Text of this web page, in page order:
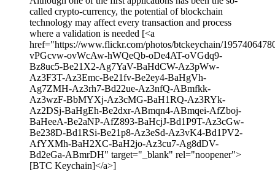
called crypto-currency, the potential of blockchain
technology may affect every transaction and process
where a validation is needed [<a
href="https://www.flickr.com/photos/btckeychain/
vPGcvw-ovWcAw-hWQeQb-oDe4AT-oVGdq9-
Bz8uc5-Be21X2-Ag7YaV-BaHdCW-Az3pWw-
Az3F3T-Az3Emc-Be21fv-Be2ey4-BaHgVh-
Ag7ZMH-Az3rh7-Bd22ue-Az3nfQ-ABmfkk-
Az3wzF-BbMYXj-Az3cMG-BaH1RQ-Az3RYk-
Az2DSj-BaHgEh-Be2dxr-ABmqn4-ABmqei-AfZboj-
BaHeeA-Be2aNP-AfZ893-BaHcjJ-Bd1P9T-Az3cGw-
Be238D-Bd1RSi-Be21p8-Az3eSd-Az3vK4-Bd1PV2-
AfYXMh-BaH2XC-BaH2jo-Az3cu7-Ag8dDV-
Bd2eGa-ABmrDH" target="_blank" rel="noopener">
[BTC Keychain]</a>]